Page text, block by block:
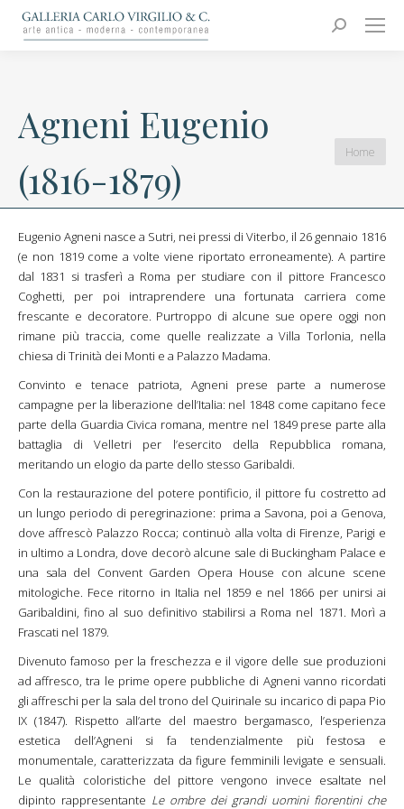
Search:
Carlo Virgilio & C.
Arte moderna e contemporanea
Agneni Eugenio
(1816-1879)
You are
here:
Home
Eugenio Agneni nasce a Sutri, nei pressi di Viterbo, il 26 gennaio 1816
(e non 1819 come a volte viene riportato erroneamente). A partire
dal 1831 si trasferì a Roma per studiare con il pittore Francesco
Coghetti, per poi intraprendere una fortunata carriera come
frescante e decoratore. Purtroppo di alcune sue opere oggi non
rimane più traccia, come quelle realizzate a Villa Torlonia, nella
chiesa di Trinità dei Monti e a Palazzo Madama.
Convinto e tenace patriota, Agneni prese parte a numerose
campagne per la liberazione dell’Italia: nel 1848 come capitano fece
parte della Guardia Civica romana, mentre nel 1849 prese parte alla
battaglia di Velletri per l’esercito della Repubblica romana,
meritando un elogio da parte dello stesso Garibaldi.
Con la restaurazione del potere pontificio, il pittore fu costretto ad
un lungo periodo di peregrinazione: prima a Savona, poi a Genova,
dove affrescò Palazzo Rocca; continuò alla volta di Firenze, Parigi e
in ultimo a Londra, dove decorò alcune sale di Buckingham Palace e
una sala del Convent Garden Opera House con alcune scene
mitologiche. Fece ritorno in Italia nel 1859 e nel 1866 per unirsi ai
Garibaldini, fino al suo definitivo stabilirsi a Roma nel 1871. Morì a
Frascati nel 1879.
Divenuto famoso per la freschezza e il vigore delle sue produzioni
ad affresco, tra le prime opere pubbliche di Agneni vanno ricordati
gli affreschi per la sala del trono del Quirinale su incarico di papa Pio
IX (1847). Rispetto all’arte del maestro bergamasco, l’esperienza
estetica dell’Agneni si fa tendenzialmente più festosa e
monumentale, caratterizzata da figure femminili levigate e sensuali.
Le qualità coloristiche del pittore vengono invece esaltate nel
dipinto rappresentante Le ombre dei grandi uomini fiorentini che